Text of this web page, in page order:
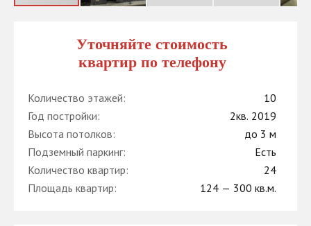
Уточняйте стоимость
квартир по телефону
Количество этажей:
10
Год постройки:
2кв. 2019
Высота потолков:
до 3 м
Подземный паркинг:
Есть
Количество квартир:
24
Площадь квартир:
124 — 300 кв.м.